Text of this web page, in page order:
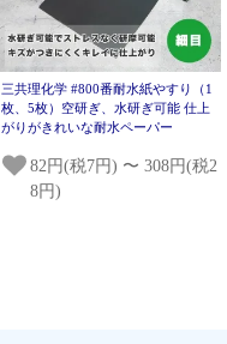
三共理化学 #800番耐水紙やすり（1
枚、5枚）空研ぎ、水研ぎ可能 仕上
がりがきれいな耐水ペーパー
82円(税7円) 〜 308円(税2
8円)